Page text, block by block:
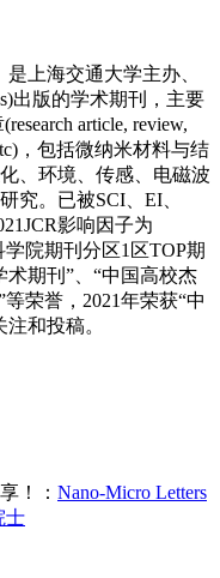
上海交通大学主办、
出版的学术期刊，主要
article, review,
，包括微纳米材料与结
、环境、传感、电磁波
究。已被SCI、EI、
影响因子为
院期刊分区1区TOP期
期刊”、“中国高校杰
荣誉，2021年荣获“中
和投稿。
！： Nano-Micro Letters
士